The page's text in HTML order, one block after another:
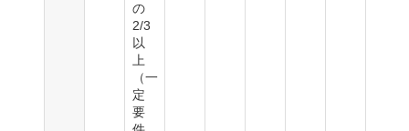
の
2/3
以
上
（一
定
要